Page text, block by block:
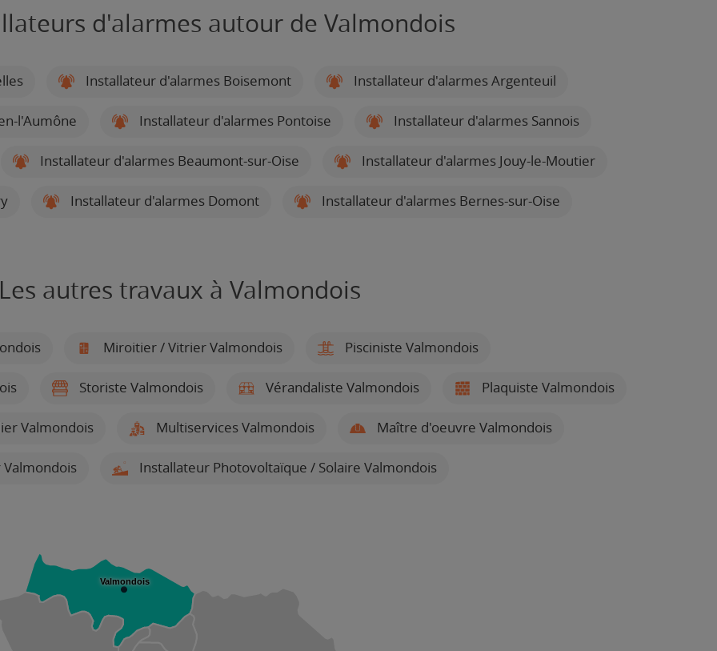
d'alarmes autour de Valmondois
Installateur d'alarmes Boisemont Installateur d'alarmes Argenteuil
l'Aumône Installateur d'alarmes Pontoise Installateur d'alarmes Sannois
Installateur d'alarmes Beaumont-sur-Oise Installateur d'alarmes Jouy-le-Moutier
Installateur d'alarmes Domont Installateur d'alarmes Bernes-sur-Oise
Les autres travaux à Valmondois
Miroitier / Vitrier Valmondois Pisciniste Valmondois
Storiste Valmondois Vérandaliste Valmondois Plaquiste Valmondois
Valmondois Multiservices Valmondois Maître d'oeuvre Valmondois
Installateur Photovoltaïque / Solaire Valmondois
Valmondois